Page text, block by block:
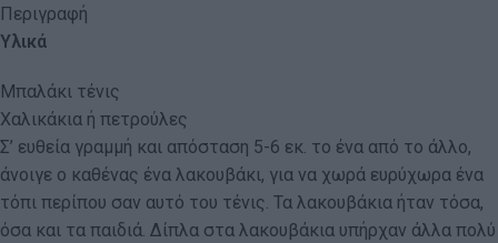
Περιγραφή
Υλικά
Μπαλάκι τένις
Χαλικάκια ή πετρούλες
Σ’ ευθεία γραμμή και απόσταση 5-6 εκ. το ένα από το άλλο,
άνοιγε ο καθένας ένα λακουβάκι, για να χωρά ευρύχωρα ένα
τόπι περίπου σαν αυτό του τένις. Τα λακουβάκια ήταν τόσα,
όσα και τα παιδιά. Δίπλα στα λακουβάκια υπήρχαν άλλα πολύ